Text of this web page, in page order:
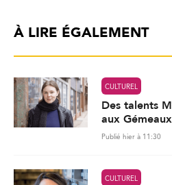
À LIRE ÉGALEMENT
CULTUREL
Des talents
aux Gémeaux
Publié hier à 11:30
CULTUREL